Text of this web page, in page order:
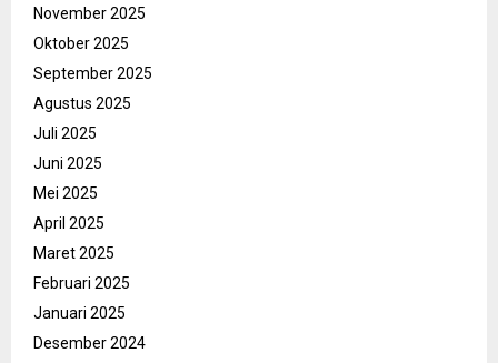
November 2025
Oktober 2025
September 2025
Agustus 2025
Juli 2025
Juni 2025
Mei 2025
April 2025
Maret 2025
Februari 2025
Januari 2025
Desember 2024